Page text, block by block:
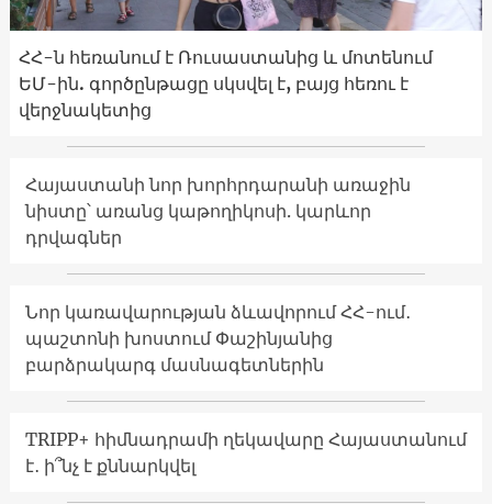
ՀՀ-ն հեռանում է Ռուսաստանից և մոտենում
ԵՄ-ին. գործընթացը սկսվել է, բայց հեռու է
վերջնակետից
Հայաստանի նոր խորհրդարանի առաջին
նիստը՝ առանց կաթողիկոսի. կարևոր
դրվագներ
Նոր կառավարության ձևավորում ՀՀ-ում․
պաշտոնի խոստում Փաշինյանից
բարձրակարգ մասնագետներին
TRIPP+ հիմնադրամի ղեկավարը Հայաստանում
է․ ի՞նչ է քննարկվել